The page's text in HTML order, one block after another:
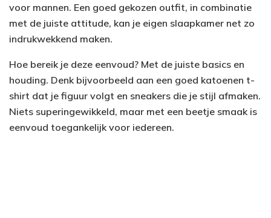
voor mannen. Een goed gekozen outfit, in combinatie
met de juiste attitude, kan je eigen slaapkamer net zo
indrukwekkend maken.
Hoe bereik je deze eenvoud? Met de juiste basics en
houding. Denk bijvoorbeeld aan een goed katoenen t-
shirt dat je figuur volgt en sneakers die je stijl afmaken.
Niets superingewikkeld, maar met een beetje smaak is
eenvoud toegankelijk voor iedereen.